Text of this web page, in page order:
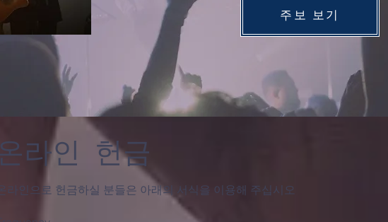
주보 보기
라인 헌금
라인으로 헌금하실 분들은 아래의 서식을 이용해 주십시오